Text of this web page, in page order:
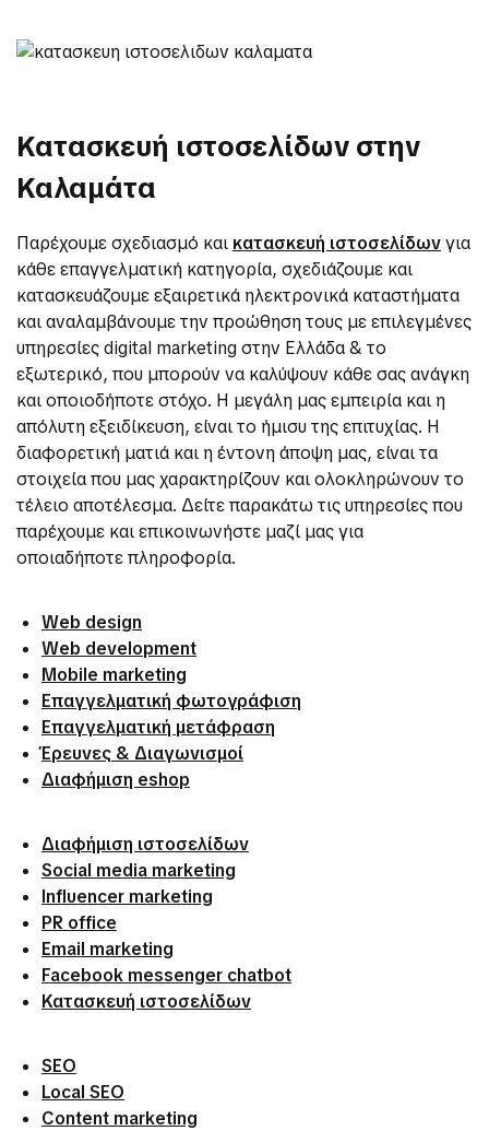
Κατασκευή ιστοσελίδων στην
Καλαμάτα
Παρέχουμε σχεδιασμό και κατασκευή ιστοσελίδωνγια
κάθε επαγγελματική κατηγορία, σχεδιάζουμε και
κατασκευάζουμε εξαιρετικά ηλεκτρονικά καταστήματα
και αναλαμβάνουμε την προώθηση τους με επιλεγμένες
υπηρεσίες digital marketing στην Ελλάδα & το
εξωτερικό, που μπορούν να καλύψουν κάθε σας ανάγκη
και οποιοδήποτε στόχο. Η μεγάλη μας εμπειρία και η
απόλυτη εξειδίκευση, είναι το ήμισυ της επιτυχίας. Η
διαφορετική ματιά και η έντονη άποψη μας, είναι τα
στοιχεία που μας χαρακτηρίζουν και ολοκληρώνουν το
τέλειο αποτέλεσμα. Δείτε παρακάτω τις υπηρεσίες που
παρέχουμε και επικοινωνήστε μαζί μας για
οποιαδήποτε πληροφορία.
Web design
Web development
Mobile marketing
Επαγγελματική φωτογράφιση
Επαγγελματική μετάφραση
Έρευνες & Διαγωνισμοί
Διαφήμιση eshop
Διαφήμιση ιστοσελίδων
Social media marketing
Influencer marketing
PR office
Email marketing
Facebook messenger chatbot
Κατασκευή ιστοσελίδων
SEO
Local SEO
Content marketing